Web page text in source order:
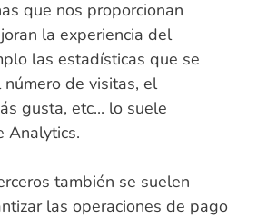
que nos proporcionan
la experiencia del
las estadísticas que se
de visitas, el
gusta, etc... lo suele
Analytics.
también se suelen
las operaciones de pago